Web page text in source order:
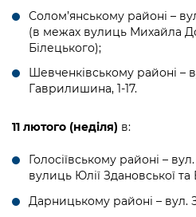
Солом’янському районі –
(в межах вулиць Михайла
Білецького);
Шевченківському районі –
Гаврилишина, 1-17.
11 лютого (неділя) в:
Голосіївському районі –
вулиць Юлії Здановської та
Дарницькому районі – вул.